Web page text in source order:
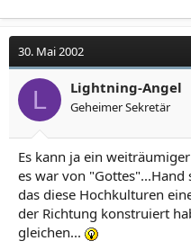
30. Mai 2002
L Lightning-Angel
Geheimer Sekretär
Es kann ja ein
es war von "Gottes"...Hand
das diese Hochkulturen
der Richtung konstruiert
gleichen...